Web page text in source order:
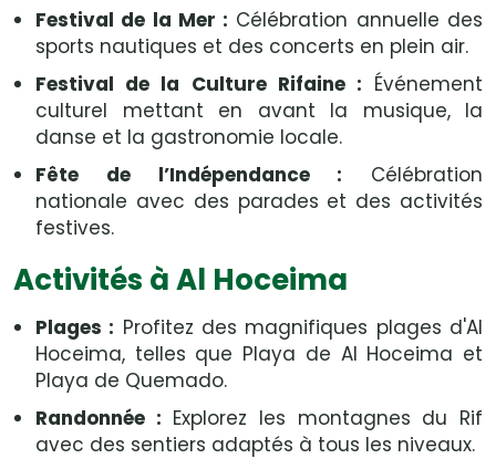
Festival de la Mer : Célébration annuelle des
sports nautiques et des concerts en plein air.
Festival de la Culture Rifaine : Événement
culturel mettant en avant la musique, la
danse et la gastronomie locale.
Fête de l’Indépendance : Célébration
nationale avec des parades et des activités
festives.
Activités à Al Hoceima
Plages : Profitez des magnifiques plages d'Al
Hoceima, telles que Playa de Al Hoceima et
Playa de Quemado.
Randonnée : Explorez les montagnes du Rif
avec des sentiers adaptés à tous les niveaux.